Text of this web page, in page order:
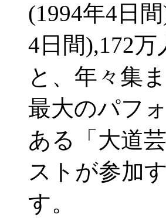
(1994年4日
4日間),172万
と、年々集
最大のパフ
ある「大道
ストが参加
す。